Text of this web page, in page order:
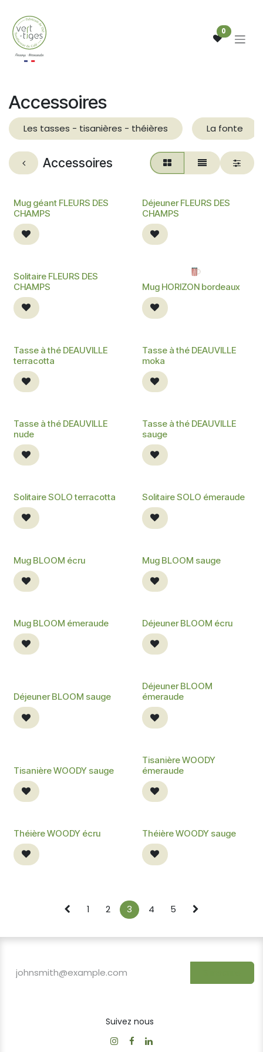
0
Accessoires
Les tasses - tisanières - théières La fonte
Accessoires
Mug géant FLEURS DES
CHAMPS
Déjeuner FLEURS DES
CHAMPS
Solitaire FLEURS DES
CHAMPS
Mug HORIZON bordeaux
Tasse à thé DEAUVILLE
terracotta
Tasse à thé DEAUVILLE
moka
Tasse à thé DEAUVILLE
nude
Tasse à thé DEAUVILLE
sauge
Solitaire SOLO terracotta Solitaire SOLO émeraude
Mug BLOOM écru Mug BLOOM sauge
Mug BLOOM émeraude Déjeuner BLOOM écru
Déjeuner BLOOM sauge
Déjeuner BLOOM
émeraude
Tisanière WOODY sauge
Tisanière WOODY
émeraude
Théière WOODY écru Théière WOODY sauge
1 2 3 4 5
Suivez nous